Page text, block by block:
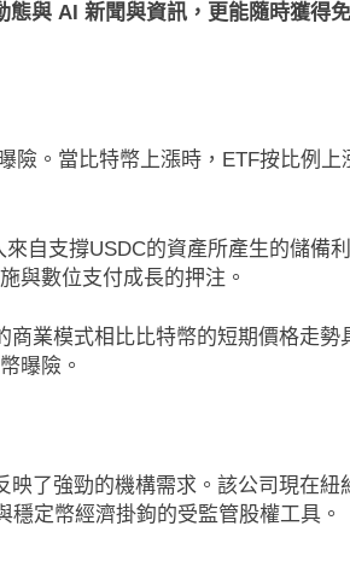
態與 AI 新聞與資訊，更能隨時獲得
險。當比特幣上漲時，ETF按比例上
自支撐USDC的資產所產生的儲備
與數位支付成長的押注。
業模式相比比特幣的短期價格走勢
曝險。
映了強勁的機構需求。該公司現在紐
定幣經濟掛鉤的受監管股權工具。